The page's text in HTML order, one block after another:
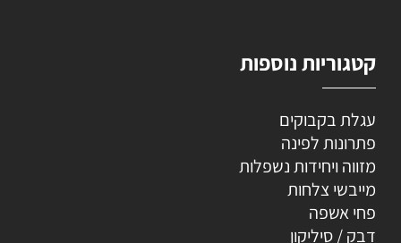
קטגוריות נוספות
עגלת בקבוקים
פתרונות לפינה
מזווה ויחידות נשפלות
מייבשי צלחות
פחי אשפה
דבק / סיליקון